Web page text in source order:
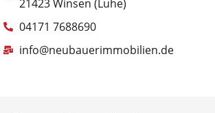
21423 Winsen (Luhe)
04171 7688690
info@neubauerimmobilien.de